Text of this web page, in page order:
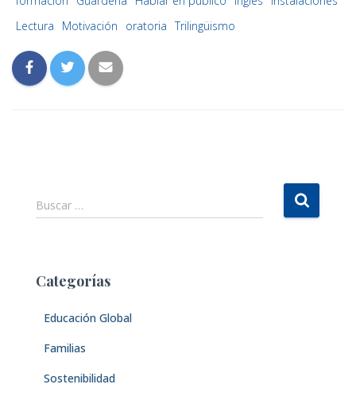
Lectura
Motivación oratoria Trilingüismo
u
r
Buscar …
Categorías
Educación Global
Familias
Sostenibilidad